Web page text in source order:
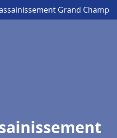
Grand Champ